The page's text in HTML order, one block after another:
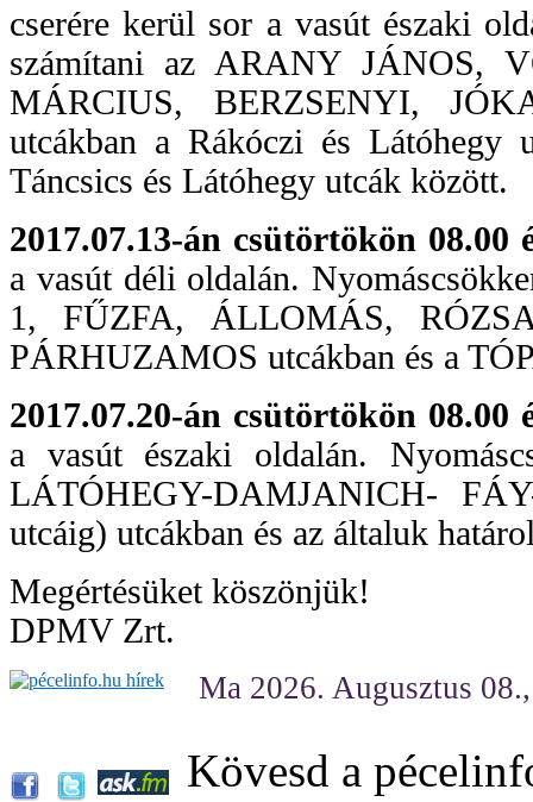
cserére kerül sor a vasút északi
számítani az ARANY JÁNOS,
MÁRCIUS, BERZSENYI,
utcákban a Rákóczi és
Táncsics és Látóhegy utcák között.
2017.07.13-án csütörtökön 08.00
a vasút déli oldalán.
1, FŰZFA, ÁLLOMÁS,
PÁRHUZAMOS utcákban és a
2017.07.20-án csütörtökön 08.00
a vasút északi oldalán.
LÁTÓHEGY-DAMJANICH-
utcáig) utcákban és az általuk
Megértésüket köszönjük!
DPMV Zrt.
Ma 2026. Augusztus
Kövesd a